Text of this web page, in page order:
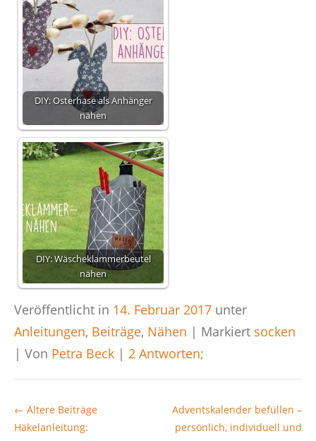
DIY: Osterhase als Anhänger
nähen
DIY: Wäscheklammerbeutel
nähen
Veröffentlicht in 14. Februar 2017 unter
Anleitungen, Beiträge, Nähen | Markiert socken
| Von Petra Beck | 2 Antworten;
Beitrags
Übersicht
← Ältere Beiträge
Häkelanleitung:
Adventskalender befüllen –
persönlich, individuell und